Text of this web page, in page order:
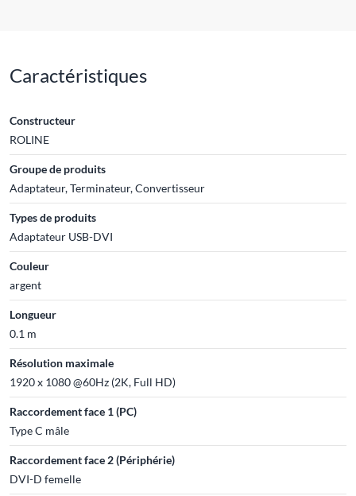
Caractéristiques
Constructeur
ROLINE
Groupe de produits
Adaptateur, Terminateur, Convertisseur
Types de produits
Adaptateur USB-DVI
Couleur
argent
Longueur
0.1 m
Résolution maximale
1920 x 1080 @60Hz (2K, Full HD)
Raccordement face 1 (PC)
Type C mâle
Raccordement face 2 (Périphérie)
DVI-D femelle